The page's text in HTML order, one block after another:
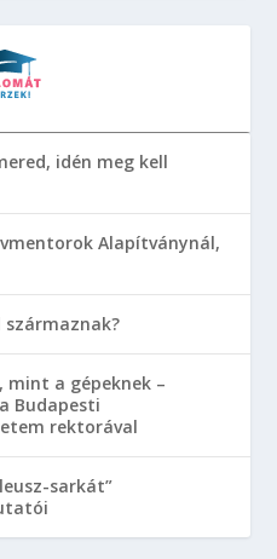
idén meg kell
Alapítványnál,
származnak?
mint a gépeknek –
Budapesti
rektorával
sarkát”